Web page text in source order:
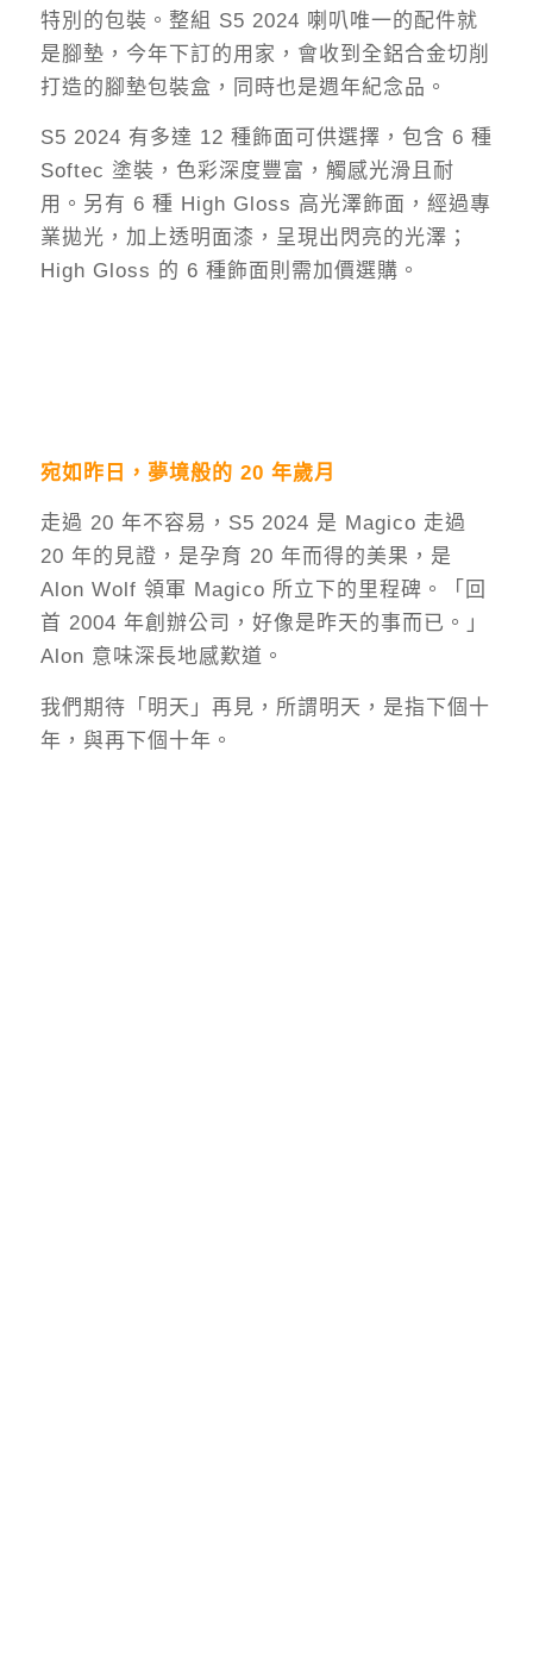
特別的包裝。整組 S5 2024 喇叭唯一的配件就
是腳墊，今年下訂的用家，會收到全鋁合金切削
打造的腳墊包裝盒，同時也是週年紀念品。
S5 2024 有多達 12 種飾面可供選擇，包含 6 種
Softec 塗裝，色彩深度豐富，觸感光滑且耐
用。另有 6 種 High Gloss 高光澤飾面，經過專
業拋光，加上透明面漆，呈現出閃亮的光澤；
High Gloss 的 6 種飾面則需加價選購。
宛如昨日，夢境般的 20 年歲月
走過 20 年不容易，S5 2024 是 Magico 走過
20 年的見證，是孕育 20 年而得的美果，是
Alon Wolf 領軍 Magico 所立下的里程碑。「回
首 2004 年創辦公司，好像是昨天的事而已。」
Alon 意味深長地感歎道。
我們期待「明天」再見，所謂明天，是指下個十
年，與再下個十年。